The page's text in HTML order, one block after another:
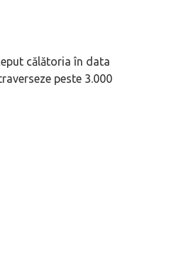
călătoria în data
peste 3.000
mai buni!